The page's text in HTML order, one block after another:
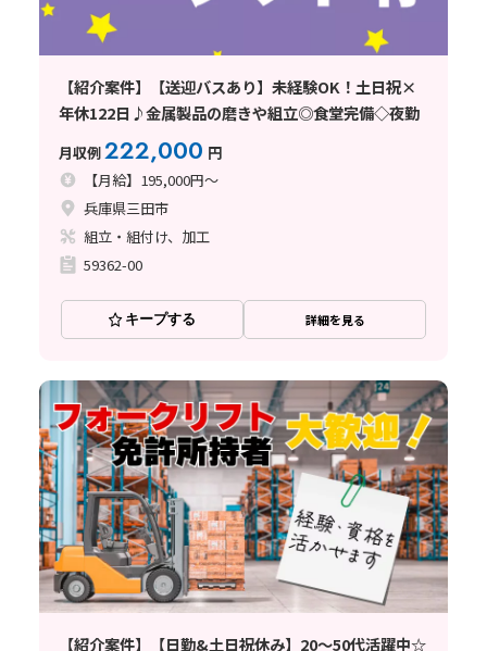
【紹介案件】【送迎バスあり】未経験OK！土日祝×
年休122日♪金属製品の磨きや組立◎食堂完備◇夜勤
月収例222,000 円
【月給】195,000円～
兵庫県三田市
組立・組付け、加工
59362-00
キープする 詳細を見る
【紹介案件】【日勤&土日祝休み】20～50代活躍中☆